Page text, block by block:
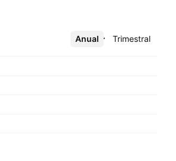
Anual Trimestral
Más